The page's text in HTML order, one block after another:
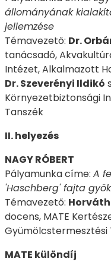
állományának
jellemzése
Témavezető: Dr.
tanácsadó,
Intézet, Alkalmazott
Dr. Szeverényi Ildikó
Környezetbiztonsági
Tanszék
II. helyezés
NAGY RÓBERT
Pályamunka címe: A
'Haschberg' fajta
Témavezető:
docens, MATE
Gyümölcstermesztési
MATE különdíj